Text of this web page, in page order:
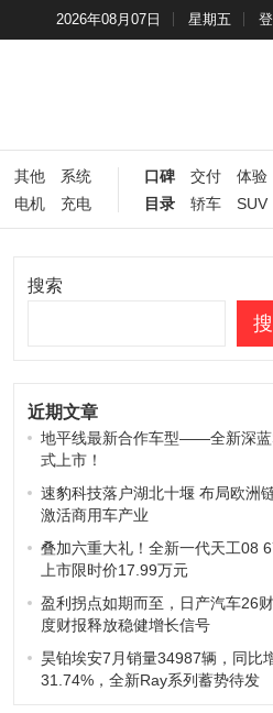
2026年08月07日 星期五
其他
系统
电机 充电
口碑 交付 体验
目录
轿车 SUV
搜索
近期文章
地平线最新合作车型——全新深蓝
式上市！
速豹科技落户湖北十堰 布局欧洲
激活商用车产业
叠加六重大礼！全新一代天工08
上市限时价17.99万元
盈利拐点如期而至，日产汽车26
度财报释放稳健增长信号
昊铂埃安7月销量34987辆，同比
31.74%，全新Ray系列蓄势待发